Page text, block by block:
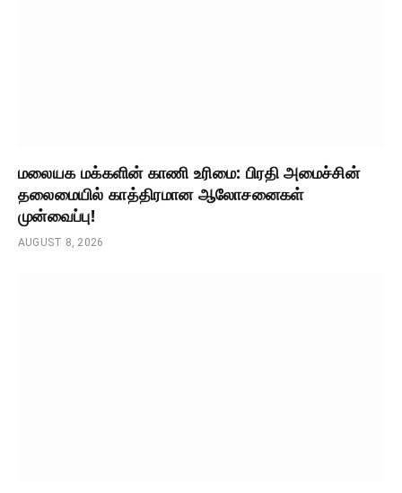
மலையக மக்களின் காணி உரிமை: பிரதி அமைச்சின்
தலைமையில் காத்திரமான ஆலோசனைகள்
முன்வைப்பு!
AUGUST 8, 2026